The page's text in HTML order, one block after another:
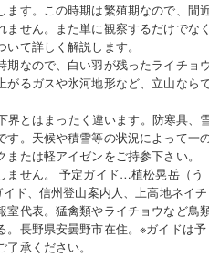
す。この時期は繁殖期なので、間
せん。また単に観察するだけでなく
て詳しく解説します。
なので、白い羽が残ったライチョウ
がるガスや氷河地形など、立山なら
界とはまったく違います。防寒具、
す。天候や積雪等の状況によって一
たは軽アイゼンをご持参下さい。
ません。 予定ガイド…植松晃岳（う
ド、信州登山案内人、上高地ネイチ
室代表。猛禽類やライチョウなど鳥
。長野県安曇野市在住。※ガイドは予
承ください。